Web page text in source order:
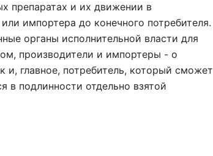
препаратах и их движении в
импортера до конечного потребителя.
органы исполнительной власти для
производители и импортеры - о
главное, потребитель, который сможет
в подлинности отдельно взятой